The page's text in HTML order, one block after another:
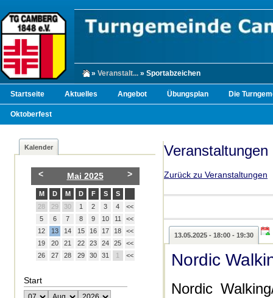
» Veranstalt... » Sportabzeichen
Startseite Aktuelles Angebot Übungsplan Die
Oktoberfest
Kalender
Mai 2025
< >
M D M D F S
S
28
29 30 1 2 3 4
<<
5
6 7 8 9 10 11
<<
12
13 14 15 16 17 18
<<
19
20 21 22 23 24 25
<<
26
27 28 29 30 31 1 <<
Start
Veranstaltungen
Zurück zu Veranstaltungen
13.05.2025 - 18:00 - 19:30
Nordic
Nordic